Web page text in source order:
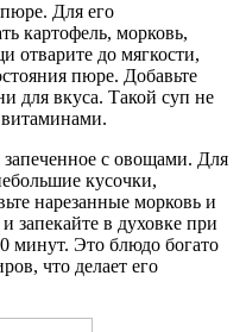
Для его
картофель, морковь,
отварите до мягкости,
пюре. Добавьте
для вкуса. Такой суп не
с овощами. Для
кусочки,
нарезанные морковь и
запекайте в духовке при
минут. Это блюдо богато
что делает его